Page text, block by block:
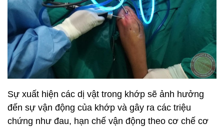
Sự xuất hiện các dị vật trong khớp sẽ ảnh hưởng
đến sự vận động của khớp và gây ra các triệu
chứng như đau, hạn chế vận động theo cơ chế cơ